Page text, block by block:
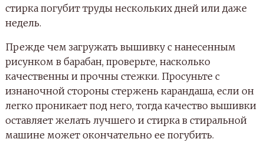
стирка погубит труды нескольких дней или даже
недель.
Прежде чем загружать вышивку с нанесенным
рисунком в барабан, проверьте, насколько
качественны и прочны стежки. Просуньте с
изнаночной стороны стержень карандаша, если он
легко проникает под него, тогда качество вышивки
оставляет желать лучшего и стирка в стиральной
машине может окончательно ее погубить.